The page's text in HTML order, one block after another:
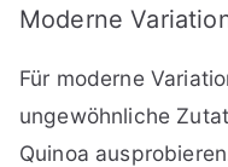
Moderne
Für moderne
ungewöhnliche
Quinoa